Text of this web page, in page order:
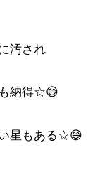
汚され
納得☆😅
星もある☆😅